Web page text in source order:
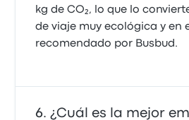
kg de CO₂, lo que lo
de viaje muy ecológica y en
recomendado por Busbud.
¿Cuál es la mejor